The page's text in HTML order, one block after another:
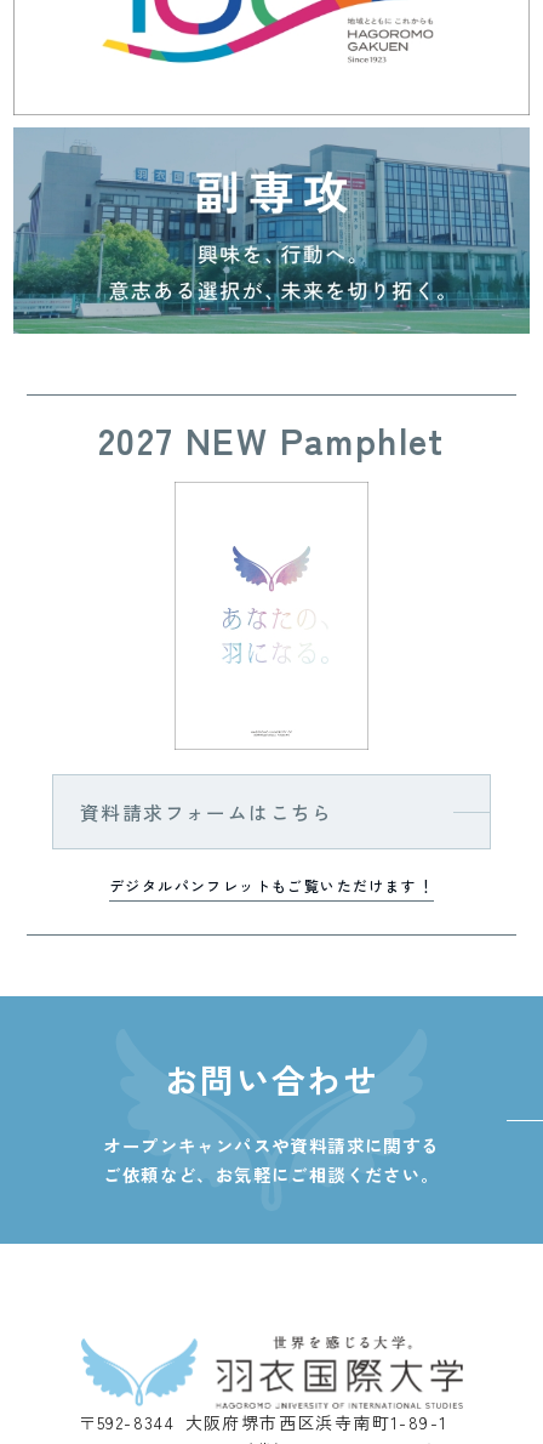
2027 NEW Pamphlet
資料請求フォームはこちら
デジタルパンフレットもご覧いただけます！
お問い合わせ
オープンキャンパスや資料請求に関する
ご依頼など、 お気軽にご相談ください。
〒592-8344 大阪府堺市西区浜寺南町1-89-1